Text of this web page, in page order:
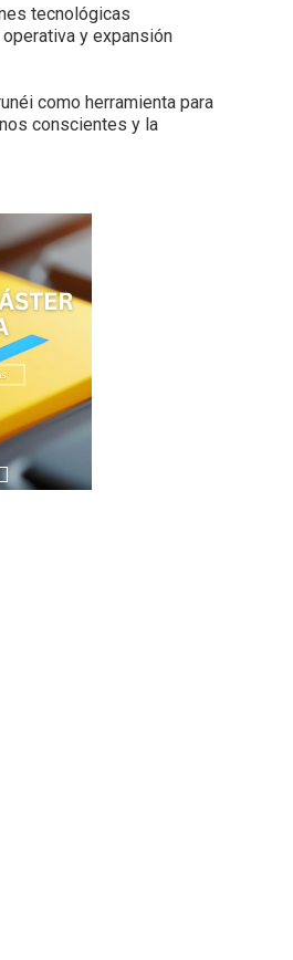
tecnológicas
y expansión
como herramienta para
conscientes y la